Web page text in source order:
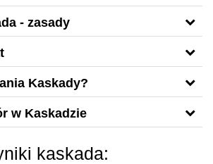
- zasady
Kaskady?
w Kaskadzie
kaskada: